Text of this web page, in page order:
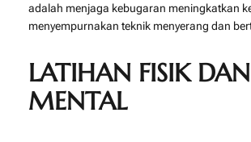
adalah menjaga kebugaran meningkatkan
menyempurnakan teknik menyerang dan
LATIHAN FISIK DAN
MENTAL